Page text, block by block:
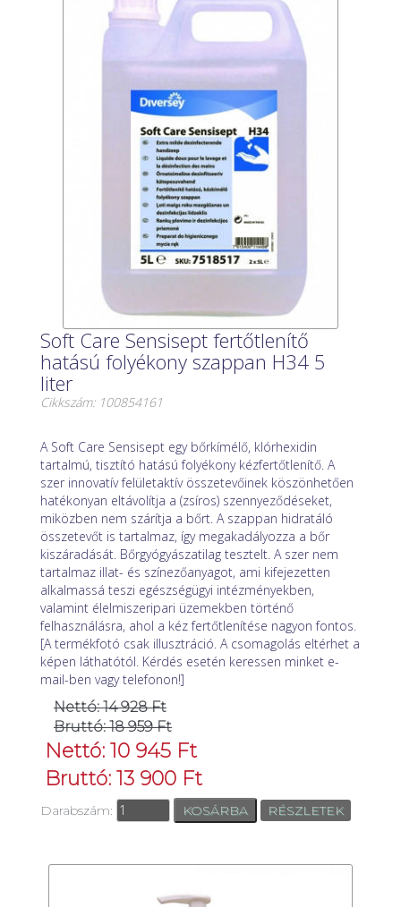
Soft Care Sensisept fertőtlenítő
hatású folyékony szappan H34 5
liter
Cikkszám: 100854161
A Soft Care Sensisept egy bőrkímélő, klórhexidin
tartalmú, tisztító hatású folyékony kézfertőtlenítő. A
szer innovatív felületaktív összetevőinek köszönhetően
hatékonyan eltávolítja a (zsíros) szennyeződéseket,
miközben nem szárítja a bőrt. A szappan hidratáló
összetevőt is tartalmaz, így megakadályozza a bőr
kiszáradását. Bőrgyógyászatilag tesztelt. A szer nem
tartalmaz illat- és színezőanyagot, ami kifejezetten
alkalmassá teszi egészségügyi intézményekben,
valamint élelmiszeripari üzemekben történő
felhasználásra, ahol a kéz fertőtlenítése nagyon fontos.
[A termékfotó csak illusztráció. A csomagolás eltérhet a
képen láthatótól. Kérdés esetén keressen minket e-
mail-ben vagy telefonon!]
Nettó: 14 928 Ft
Bruttó: 18 959 Ft
Nettó: 10 945 Ft
Bruttó: 13 900 Ft
Darabszám: RÉSZLETEK